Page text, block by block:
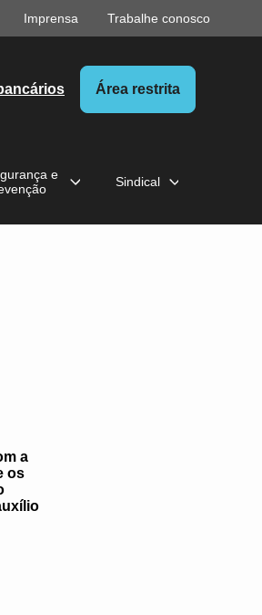
Imprensa Trabalhe conosco
Área restrita
e
Sindical
a
os